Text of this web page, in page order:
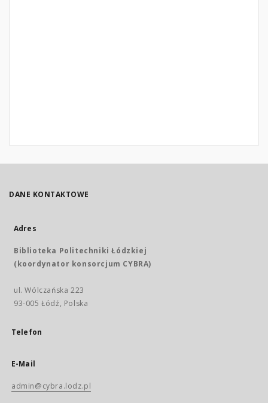
DANE KONTAKTOWE
Adres
Biblioteka Politechniki Łódzkiej
(koordynator konsorcjum CYBRA)
ul. Wólczańska 223
93-005 Łódź, Polska
Telefon
E-Mail
admin@cybra.lodz.pl